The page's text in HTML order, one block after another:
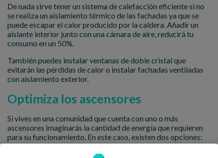
De nada sirve tener un sistema de calefacción eficiente si no
se realiza un aislamiento térmico de las fachadas ya que se
puede escapar el calor producido por la caldera. Añadir un
aislante interior junto con una cámara de aire, reducirá tu
consumo en un 50%.
También puedes instalar ventanas de doble cristal que
evitarán las pérdidas de calor o instalar fachadas ventiladas
con aislamiento exterior.
Optimiza los ascensores
Si vives en una comunidad que cuenta con uno o más
ascensores imaginarás la cantidad de energía que requieren
para su funcionamiento. En este caso, existen dos opciones:
Sustituir los antiguos ascensores por unos más eficientes o